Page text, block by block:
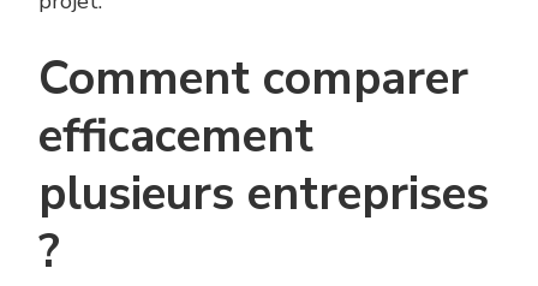
Comment comparer
efficacement
plusieurs entreprises
?